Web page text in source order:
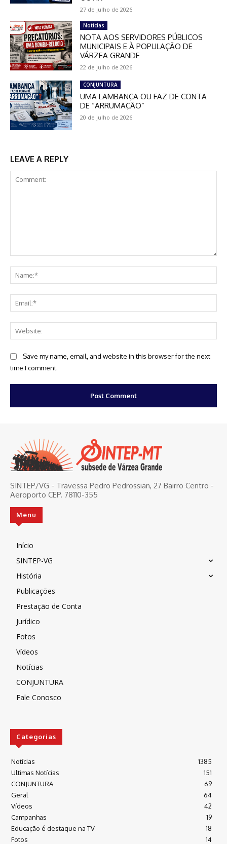
27 de julho de 2026
Notícias
NOTA AOS SERVIDORES PÚBLICOS
MUNICIPAIS E À POPULAÇÃO DE
VÁRZEA GRANDE
22 de julho de 2026
CONJUNTURA
UMA LAMBANÇA OU FAZ DE CONTA
DE “ARRUMAÇÃO”
20 de julho de 2026
LEAVE A REPLY
Save my name, email, and website in this browser for the next
time I comment.
SINTEP/VG - Travessa Pedro Pedrossian, 27 Bairro Centro -
Aeroporto CEP. 78110-355
Menu
Início
SINTEP-VG
História
Publicações
Prestação de Conta
Jurídico
Fotos
Vídeos
Notícias
CONJUNTURA
Fale Conosco
Categorias
Notícias
1385
Ultimas Notícias
151
CONJUNTURA
69
Geral
64
Vídeos
42
Campanhas
19
Educação é destaque na TV
18
Fotos
14